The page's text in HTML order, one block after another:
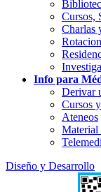
Cursos,
Charlas
Info para
Derivar
Cursos
Ateneos
Material
Diseño y Desarrollo